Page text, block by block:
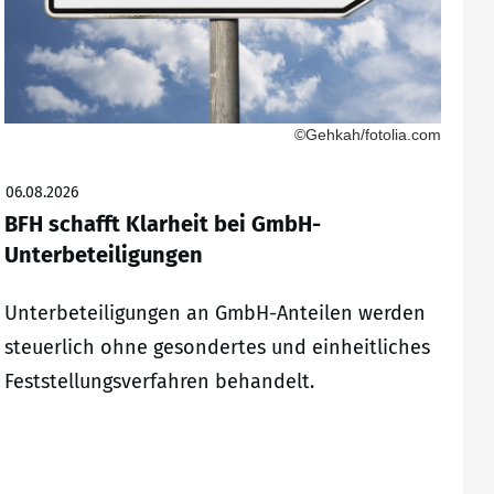
©Gehkah/fotolia.com
06.08.2026
BFH schafft Klarheit bei GmbH-
Unterbeteiligungen
Unterbeteiligungen an GmbH-Anteilen werden
steuerlich ohne gesondertes und einheitliches
Feststellungsverfahren behandelt.